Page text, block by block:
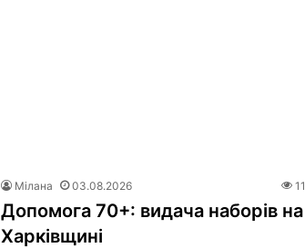
Мілана 03.08.2026 11
Допомога 70+: видача наборів на
Харківщині